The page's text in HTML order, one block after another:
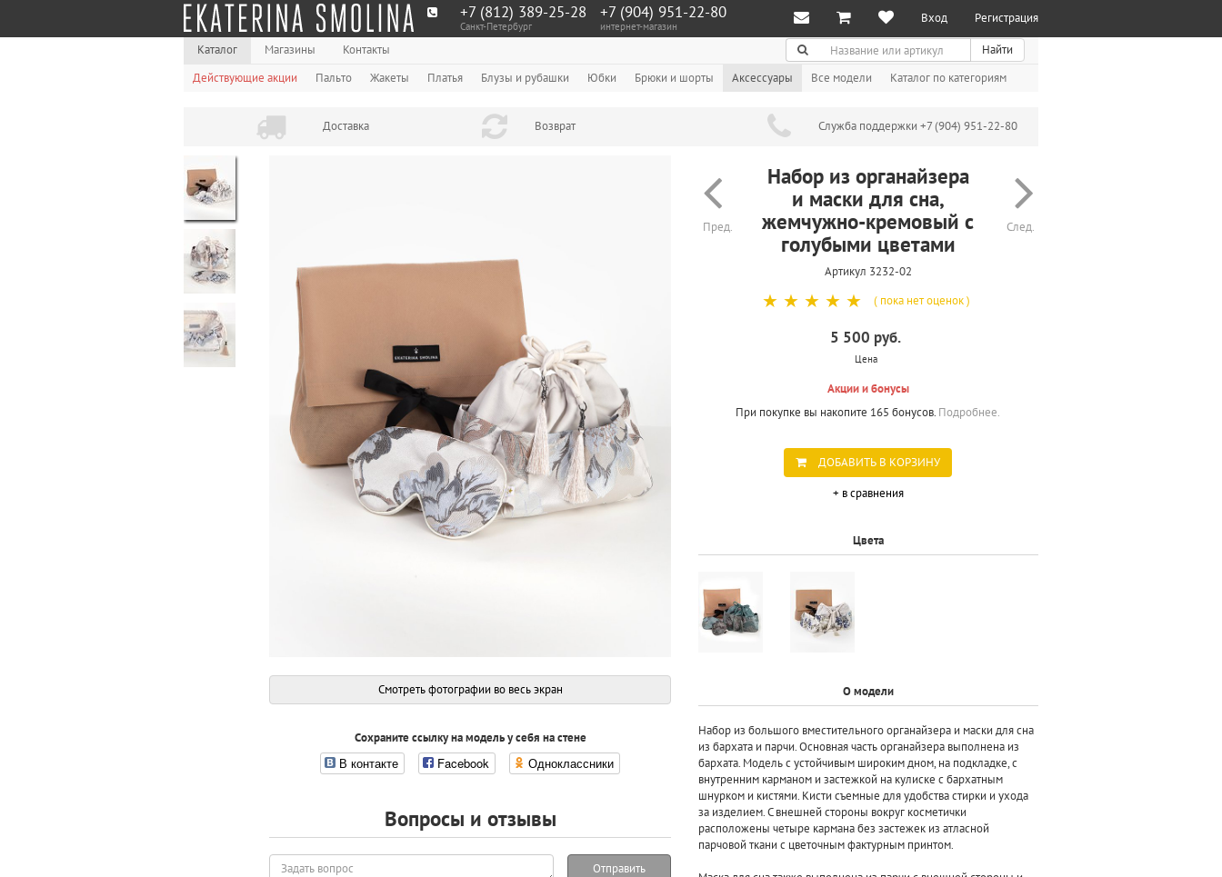
+7 (812) 389-25-28
Санкт-Петербург
+7 (904) 951‑22‑80
интернет-магазин
Вход Регистрация
Каталог Магазины Контакты Поиск
Найти
Действующие акции
Пальто Жакеты Платья Блузы и рубашки Юбки Брюки и шорты Аксессуары Все модели Каталог по категориям
Доставка Возврат Служба поддержки +7 (904) 951-22-80
Смотреть фотографии во весь экран
Сохраните ссылку на модель у себя на стене
В контакте Facebook Одноклассники
Вопросы и отзывы
Задать
Отправить
Пред.
Набор из органайзера
и маски для сна,
жемчужно-кремовый с
голубыми цветами
Артикул 3232-02
След.
☆
☆
☆
☆
☆ ( пока нет оценок )
5 500 руб.
Цена
Акции и бонусы
При покупке вы накопите 165 бонусов. Подробнее.
ДОБАВИТЬ В КОРЗИНУ
+ в сравнения
Цвета
О модели
Набор из большого вместительного органайзера и маски для сна
из бархата и парчи. Основная часть органайзера выполнена из
бархата. Модель с устойчивым широким дном, на подкладке, с
внутренним карманом и застежкой на кулиске с бархатным
шнурком и кистями. Кисти съемные для удобства стирки и ухода
за изделием. С внешней стороны вокруг косметички
расположены четыре кармана без застежек из атласной
парчовой ткани с цветочным фактурным принтом.